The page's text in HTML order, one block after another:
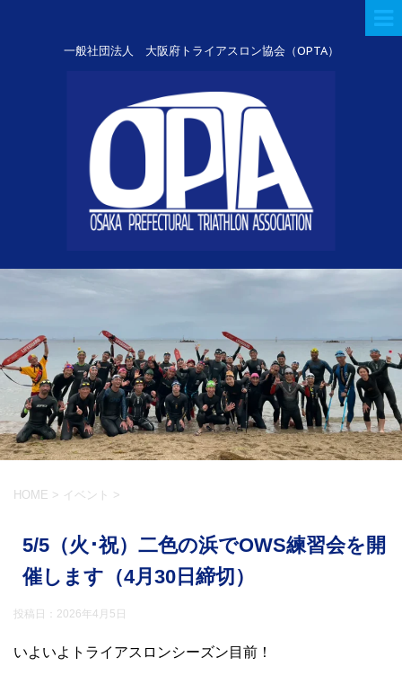
一般社団法人 大阪府トライアスロン協会（OPTA）
HOME > イベント >
5/5（火･祝）二色の浜でOWS練習会を開
催します（4月30日締切）
投稿日： 2026年4月5日
いよいよトライアスロンシーズン目前！